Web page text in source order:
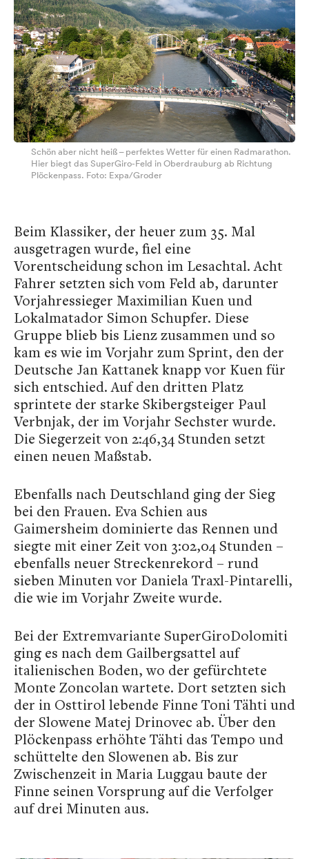
Schön aber nicht heiß – perfektes Wetter für einen Radmarathon.
Hier biegt das SuperGiro-Feld in Oberdrauburg ab Richtung
Plöckenpass. Foto: Expa/Groder
Beim Klassiker, der heuer zum 35. Mal
ausgetragen wurde, fiel eine
Vorentscheidung schon im Lesachtal. Acht
Fahrer setzten sich vom Feld ab, darunter
Vorjahressieger Maximilian Kuen und
Lokalmatador Simon Schupfer. Diese
Gruppe blieb bis Lienz zusammen und so
kam es wie im Vorjahr zum Sprint, den der
Deutsche Jan Kattanek knapp vor Kuen für
sich entschied. Auf den dritten Platz
sprintete der starke Skibergsteiger Paul
Verbnjak, der im Vorjahr Sechster wurde.
Die Siegerzeit von 2:46,34 Stunden setzt
einen neuen Maßstab.
Ebenfalls nach Deutschland ging der Sieg
bei den Frauen. Eva Schien aus
Gaimersheim dominierte das Rennen und
siegte mit einer Zeit von 3:02,04 Stunden –
ebenfalls neuer Streckenrekord – rund
sieben Minuten vor Daniela Traxl-Pintarelli,
die wie im Vorjahr Zweite wurde.
Bei der Extremvariante SuperGiroDolomiti
ging es nach dem Gailbergsattel auf
italienischen Boden, wo der gefürchtete
Monte Zoncolan wartete. Dort setzten sich
der in Osttirol lebende Finne Toni Tähti und
der Slowene Matej Drinovec ab. Über den
Plöckenpass erhöhte Tähti das Tempo und
schüttelte den Slowenen ab. Bis zur
Zwischenzeit in Maria Luggau baute der
Finne seinen Vorsprung auf die Verfolger
auf drei Minuten aus.